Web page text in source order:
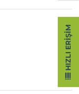
HIZLI ERIŞIM